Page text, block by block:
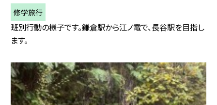
修学旅行
班別行動の様子です。鎌倉駅から江ノ電で、長谷駅を目指し
ます。